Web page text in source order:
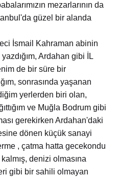
mezarlarının da
güzel bir alanda
İsmail Kahraman abinin
Ardahan gibi İL
de bir süre bir
sonrasında yaşanan
yerlerden biri olan,
ve Muğla Bodrum gibi
gerekirken Ardahan'daki
dönen küçük sanayi
, çatma hatta gecekondu
denizi olmasına
gibi bir sahili olmayan